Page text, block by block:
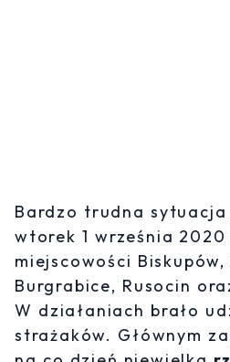
Bardzo trudna sytuacja
wtorek 1 września
miejscowości
Burgrabice, Rusocin
W działaniach brało
strażaków. Głównym